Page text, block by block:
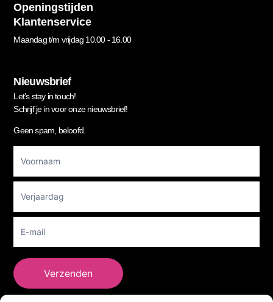
Openingstijden
Klantenservice
Maandag t/m vrijdag 10.00 - 16.00
Nieuwsbrief
Let’s stay in touch!
Schrijf je in voor onze nieuwsbrief!
Geen spam, beloofd.
Newsletter
Verzenden